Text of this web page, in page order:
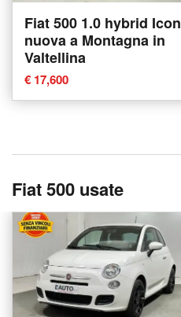
Fiat 500 1.0 hybrid Icon
nuova a Montagna in
Valtellina
€ 17,600
Fiat 500 usate